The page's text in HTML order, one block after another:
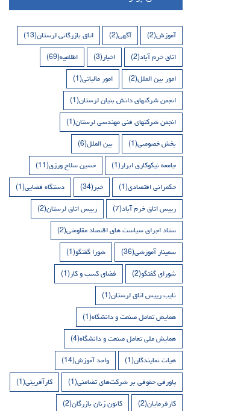
آموزش(2) آگهی(2) اتاق بازرگانی لرستان(13)
اتاق خرم آباد(2) اخبار(3) اطلاعیه(69)
امور بین الملل(2) امور مالیاتی(1)
انجمن شرکتهای دانش بنیان لرستان(1)
انجمن شرکتهای فنی مهندسی لرستان(1)
بخش خصوصی(1) بین الملل(6)
جامعه نیکوکاری ابرار(1) حسین سلاح ورزی(11)
حکمرانی اقتصادی(1) خبر(34) دستگاه قضایی(1)
رییس اتاق خرم آباد(7) رییس اتاق لرستان(2)
ستاد اجرای سیاست های اقتصاد مقاومتی(2)
سمینار آموزشی(36) شورا گفتگو(1)
شورای گفتگو(2) فضای کسب و کار(1)
نایب رییس اتاق لرستان(1)
همایش تعامل صنعت و دانشگاه(1)
همایش ملی تعامل صنعت و دانشگاه(4)
هیات نمایندگان(1) واحد آموزش(14)
پاورقی حقوقی بر شرکت‌های تضامنی(1) کارآفرینی(1)
کارفرمایان(2) کانون زنان بازرگان(2)